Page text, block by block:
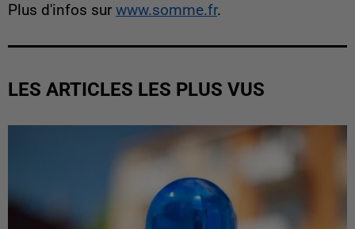
Plus d'infos sur www.somme.fr.
LES ARTICLES LES PLUS VUS